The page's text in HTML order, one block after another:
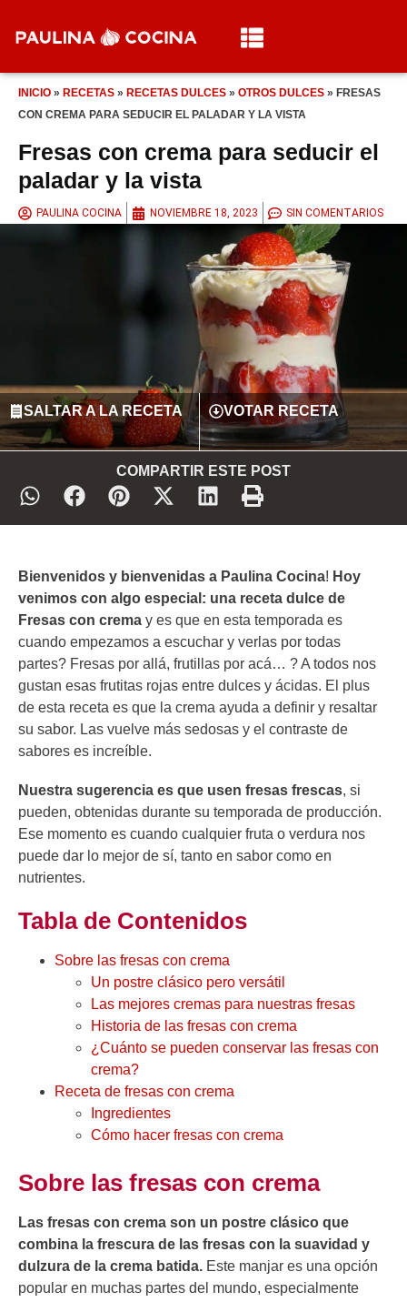
INICIO » RECETAS » RECETAS DULCES » OTROS DULCES » FRESAS
CON CREMA PARA SEDUCIR EL PALADAR Y LA VISTA
Fresas con crema para seducir el
paladar y la vista
PAULINA COCINA NOVIEMBRE 18, 2023 SIN COMENTARIOS
SALTAR A LA RECETA VOTAR RECETA
COMPARTIR ESTE POST
Bienvenidos y bienvenidas a Paulina Cocina! Hoy
venimos con algo especial: una receta dulce de
Fresas con crema y es que en esta temporada es
cuando empezamos a escuchar y verlas por todas
partes? Fresas por allá, frutillas por acá… ? A todos nos
gustan esas frutitas rojas entre dulces y ácidas. El plus
de esta receta es que la crema ayuda a definir y resaltar
su sabor. Las vuelve más sedosas y el contraste de
sabores es increíble.
Nuestra sugerencia es que usen fresas frescas, si
pueden, obtenidas durante su temporada de producción.
Ese momento es cuando cualquier fruta o verdura nos
puede dar lo mejor de sí, tanto en sabor como en
nutrientes.
Tabla de Contenidos
Sobre las fresas con crema
Un postre clásico pero versátil
Las mejores cremas para nuestras fresas
Historia de las fresas con crema
¿Cuánto se pueden conservar las fresas con
crema?
Receta de fresas con crema
Ingredientes
Cómo hacer fresas con crema
Sobre las fresas con crema
Las fresas con crema son un postre clásico que
combina la frescura de las fresas con la suavidad y
dulzura de la crema batida. Este manjar es una opción
popular en muchas partes del mundo, especialmente